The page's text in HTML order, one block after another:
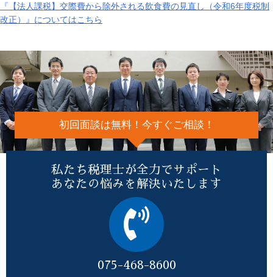
『【法人課税】交際費から除外される飲食費の見直し（令和6年度税制
改正）』についてはこちら
初回面談は無料！今すぐご相談！
私たち税理士が全力でサポート
あなたの悩みを解決いたします
075-468-8600